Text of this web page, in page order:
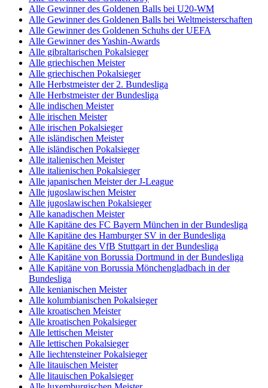
Alle Gewinner des Goldenen Balls bei U20-WM
Alle Gewinner des Goldenen Balls bei Weltmeisterschaften
Alle Gewinner des Goldenen Schuhs der UEFA
Alle Gewinner des Yashin-Awards
Alle gibraltarischen Pokalsieger
Alle griechischen Meister
Alle griechischen Pokalsieger
Alle Herbstmeister der 2. Bundesliga
Alle Herbstmeister der Bundesliga
Alle indischen Meister
Alle irischen Meister
Alle irischen Pokalsieger
Alle isländischen Meister
Alle isländischen Pokalsieger
Alle italienischen Meister
Alle italienischen Pokalsieger
Alle japanischen Meister der J-League
Alle jugoslawischen Meister
Alle jugoslawischen Pokalsieger
Alle kanadischen Meister
Alle Kapitäne des FC Bayern München in der Bundesliga
Alle Kapitäne des Hamburger SV in der Bundesliga
Alle Kapitäne des VfB Stuttgart in der Bundesliga
Alle Kapitäne von Borussia Dortmund in der Bundesliga
Alle Kapitäne von Borussia Mönchengladbach in der
Bundesliga
Alle kenianischen Meister
Alle kolumbianischen Pokalsieger
Alle kroatischen Meister
Alle kroatischen Pokalsieger
Alle lettischen Meister
Alle lettischen Pokalsieger
Alle liechtensteiner Pokalsieger
Alle litauischen Meister
Alle litauischen Pokalsieger